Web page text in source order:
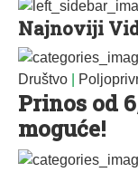
Najnoviji
Društvo
Prinos od
moguće!